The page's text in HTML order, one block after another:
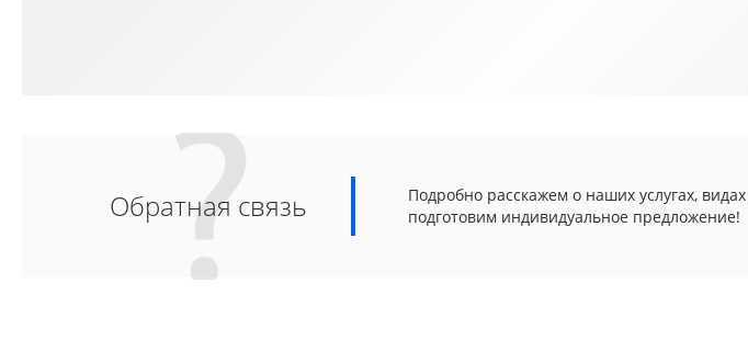
Обратная связь
Подробно расскажем о наших услугах,
подготовим индивидуальное предложение!